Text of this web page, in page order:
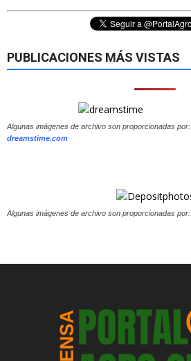
PUBLICACIONES MÁS VISTAS
Algunas imágenes de archivo son proporcionadas por:
dreamstime.com
Algunas imágenes de archivo son proporcionadas por: